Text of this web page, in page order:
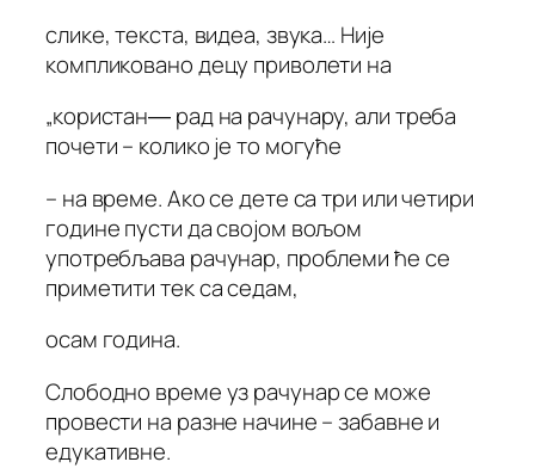
слике, текста, видеа, звука… Није
компликовано децу приволети на
„користан― рад на рачунару, али треба
почети – колико је то могуће
– на време. Ако се дете са три или четири
године пусти да својом вољом
употребљава рачунар, проблеми ће се
приметити тек са седам,
осам година.
Слободно време уз рачунар се може
провести на разне начине – забавне и
едукативне.